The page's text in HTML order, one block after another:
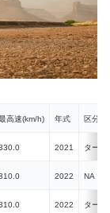
高速(km/h) 年式 区分
2021 ターボ
2022 NA
2022 ターボ